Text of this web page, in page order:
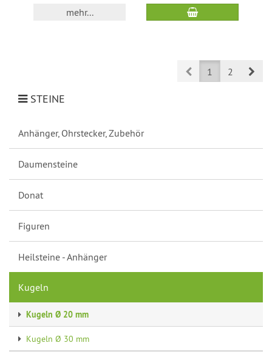
mehr...
Prev1 2
STEINE
Anhänger, Ohrstecker, Zubehör
Daumensteine
Donat
Figuren
Heilsteine - Anhänger
Kugeln
Kugeln Ø 20 mm
Kugeln Ø 30 mm